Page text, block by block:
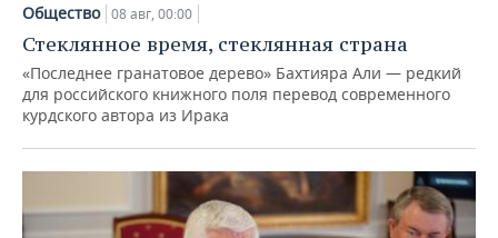
Общество 08 авг, 00:00
Стеклянное время, стеклянная страна
«Последнее гранатовое дерево» Бахтияра Али — редкий
для российского книжного поля перевод современного
курдского автора из Ирака